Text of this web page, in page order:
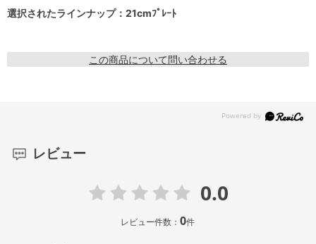
選択されたラインナップ：21cmﾌﾟﾚｰﾄ
この商品について問い合わせる
レビュー
0.0
レビュー件数：0件